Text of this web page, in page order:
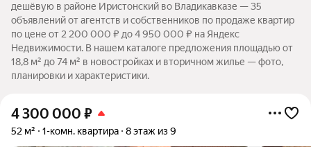
дешёвую в районе Иристонский во Владикавказе — 35
объявлений от агентств и собственников по продаже квартир
по цене от 2 200 000 ₽ до 4 950 000 ₽ на Яндекс
Недвижимости. В нашем каталоге предложения площадью от
18,8 м² до 74 м² в новостройках и вторичном жилье — фото,
планировки и характеристики.
4 300 000 ₽
52 м² 1-комн. квартира 8 этаж из 9